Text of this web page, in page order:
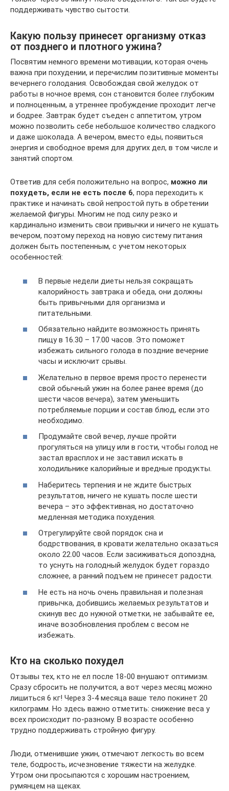
поддерживать чувство сытости.
Какую пользу принесет организму отказ
от позднего и плотного ужина?
Посвятим немного времени мотивации, которая очень
важна при похудении, и перечислим позитивные моменты
вечернего голодания. Освобождая свой желудок от
работы в ночное время, сон становится более глубоким
и полноценным, а утреннее пробуждение проходит легче
и бодрее. Завтрак будет съеден с аппетитом, утром
можно позволить себе небольшое количество сладкого
и даже шоколада. А вечером, вместо еды, появиться
энергия и свободное время для других дел, в том числе и
занятий спортом.
Ответив для себя положительно на вопрос, можно ли
похудеть, если не есть после 6, пора переходить к
практике и начинать свой непростой путь в обретении
желаемой фигуры. Многим не под силу резко и
кардинально изменить свои привычки и ничего не кушать
вечером, поэтому переход на новую систему питания
должен быть постепенным, с учетом некоторых
особенностей:
В первые недели диеты нельзя сокращать
калорийность завтрака и обеда, они должны
быть привычными для организма и
питательными.
Обязательно найдите возможность принять
пищу в 16.30 – 17.00 часов. Это поможет
избежать сильного голода в поздние вечерние
часы и исключит срывы.
Желательно в первое время просто перенести
свой обычный ужин на более ранее время (до
шести часов вечера), затем уменьшить
потребляемые порции и состав блюд, если это
необходимо.
Продумайте свой вечер, лучше пройти
прогуляться на улицу или в гости, чтобы голод не
застал врасплох и не заставил искать в
холодильнике калорийные и вредные продукты.
Наберитесь терпения и не ждите быстрых
результатов, ничего не кушать после шести
вечера – это эффективная, но достаточно
медленная методика похудения.
Отрегулируйте свой порядок сна и
бодрствования, в кровати желательно оказаться
около 22.00 часов. Если засиживаться допоздна,
то уснуть на голодный желудок будет гораздо
сложнее, а ранний подъем не принесет радости.
Не есть на ночь очень правильная и полезная
привычка, добившись желаемых результатов и
скинув вес до нужной отметки, не забывайте ее,
иначе возобновления проблем с весом не
избежать.
Кто на сколько похудел
Отзывы тех, кто не ел после 18-00 внушают оптимизм.
Сразу сбросить не получится, а вот через месяц можно
лишиться 6 кг! Через 3-4 месяца ваше тело покинет 20
килограмм. Но здесь важно отметить: снижение веса у
всех происходит по-разному. В возрасте особенно
трудно поддерживать стройную фигуру.
Люди, отменившие ужин, отмечают легкость во всем
теле, бодрость, исчезновение тяжести на желудке.
Утром они просыпаются с хорошим настроением,
румянцем на щеках.